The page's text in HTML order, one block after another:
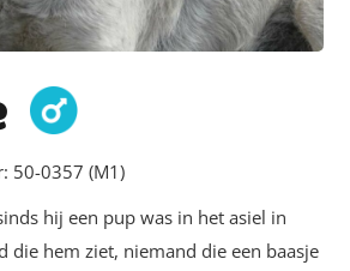
50-0357 (M1)
hij een pup was in het asiel in
die hem ziet, niemand die een baasje